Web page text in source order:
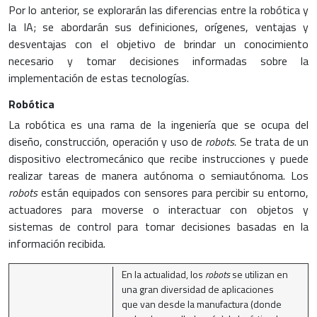
Por lo anterior, se explorarán las diferencias entre la robótica y
la IA; se abordarán sus definiciones, orígenes, ventajas y
desventajas con el objetivo de brindar un conocimiento
necesario y tomar decisiones informadas sobre la
implementación de estas tecnologías.
Robótica
La robótica es una rama de la ingeniería que se ocupa del
diseño, construcción, operación y uso de robots. Se trata de un
dispositivo electromecánico que recibe instrucciones y puede
realizar tareas de manera autónoma o semiautónoma. Los
robotsestán equipados con sensores para percibir su entorno,
actuadores para moverse o interactuar con objetos y
sistemas de control para tomar decisiones basadas en la
información recibida.
En la actualidad, los robotsse utilizan en
una gran diversidad de aplicaciones
que van desde la manufactura (donde